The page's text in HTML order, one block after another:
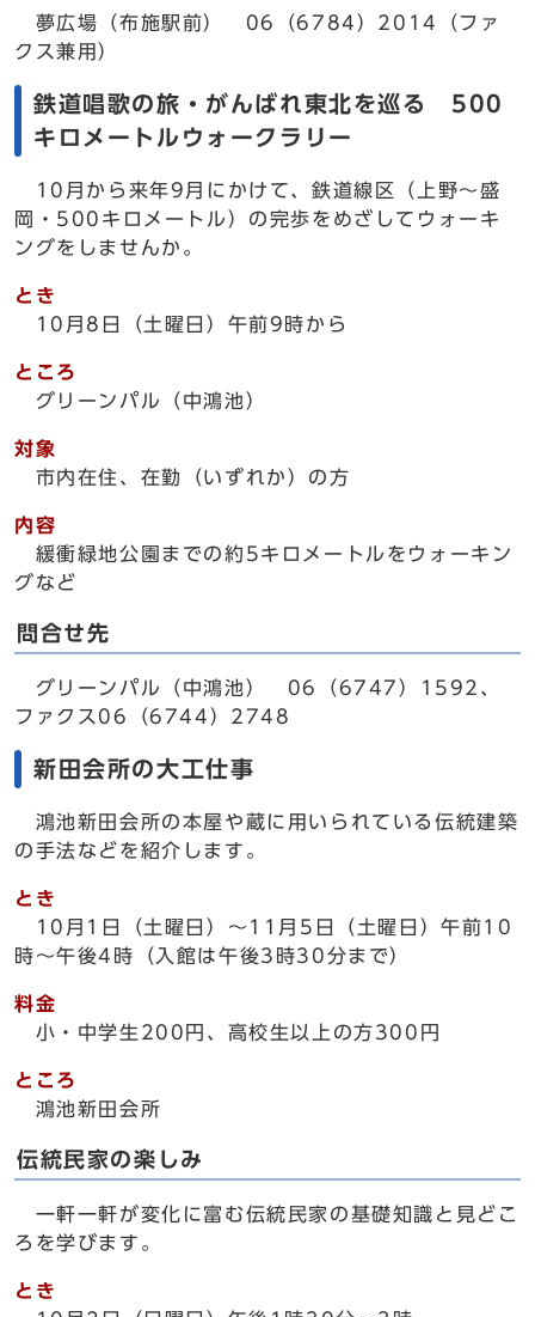
夢広場（布施駅前） 06（6784）2014（ファ
クス兼用）
鉄道唱歌の旅・がんばれ東北を巡る 500
キロメートルウォークラリー
10月から来年9月にかけて、鉄道線区（上野～盛
岡・500キロメートル）の完歩をめざしてウォーキ
ングをしませんか。
とき
10月8日（土曜日）午前9時から
ところ
グリーンパル（中鴻池）
対象
市内在住、在勤（いずれか）の方
内容
緩衝緑地公園までの約5キロメートルをウォーキン
グなど
問合せ先
グリーンパル（中鴻池） 06（6747）1592、
ファクス06（6744）2748
新田会所の大工仕事
鴻池新田会所の本屋や蔵に用いられている伝統建築
の手法などを紹介します。
とき
10月1日（土曜日）～11月5日（土曜日）午前10
時～午後4時（入館は午後3時30分まで）
料金
小・中学生200円、高校生以上の方300円
ところ
鴻池新田会所
伝統民家の楽しみ
一軒一軒が変化に富む伝統民家の基礎知識と見どこ
ろを学びます。
とき